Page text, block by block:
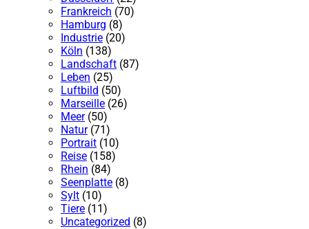
Frankreich (70)
Hamburg (8)
Industrie (20)
Köln (138)
Landschaft (87)
Leben (25)
Luftbild (50)
Marseille (26)
Meer(50)
Natur(71)
Portrait (10)
Reise (158)
Rhein (84)
Seenplatte (8)
Sylt (10)
Tiere (11)
Uncategorized (8)